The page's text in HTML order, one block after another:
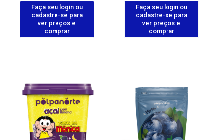
Faça seu login ou
cadastre-se para
ver preços e
comprar
Faça seu login ou
cadastre-se para
ver preços e
comprar